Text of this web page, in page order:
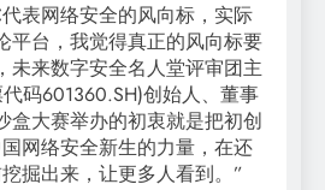
表网络安全的风向标，实际
平台，我觉得真正的风向标要
未来数字安全名人堂评审团主
码601360.SH)创始人、董事
盒大赛举办的初衷就是把初创
网络安全新生的力量，在还
掘出来，让更多人看到。”